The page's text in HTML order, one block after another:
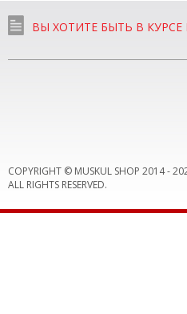
ВЫ ХОТИТЕ БЫТЬ В
COPYRIGHT © MUSKUL SHOP 2014 -
ALL RIGHTS RESERVED.